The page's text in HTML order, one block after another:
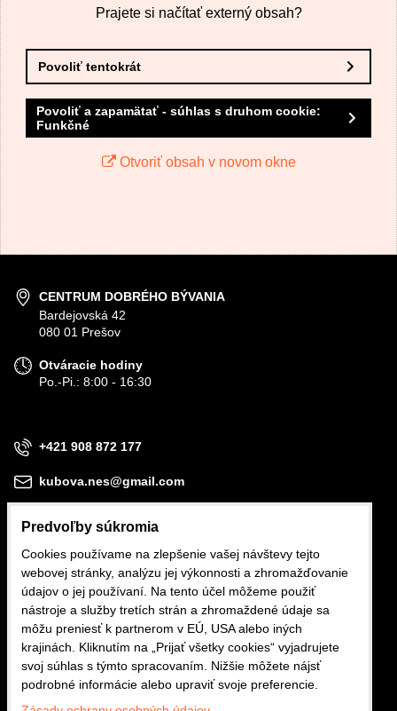
VAŠA OTÁZKA K PRODUKTU
Prajete si načítať externý obsah?
Povoliť tentokrát
Povoliť a zapamätať - súhlas s druhom cookie:
Funkčné
Otvoriť obsah v novom okne
CENTRUM DOBRÉHO BÝVANIA
Bardejovská 42
080 01 Prešov
Otváracie hodiny
Po.-Pi.: 8:00 - 16:30
+421 908 872 177
kubova.nes@gmail.com
Obchodné podmienky
Reklamačné podmienky
Ochrana osobných údajov
Predvoľby súkromia
Cookies používame na zlepšenie vašej návštevy tejto
webovej stránky, analýzu jej výkonnosti a zhromažďovanie
údajov o jej používaní. Na tento účel môžeme použiť
nástroje a služby tretích strán a zhromaždené údaje sa
môžu preniesť k partnerom v EÚ, USA alebo iných
krajinách. Kliknutím na „Prijať všetky cookies“ vyjadrujete
svoj súhlas s týmto spracovaním. Nižšie môžete nájsť
podrobné informácie alebo upraviť svoje preferencie.